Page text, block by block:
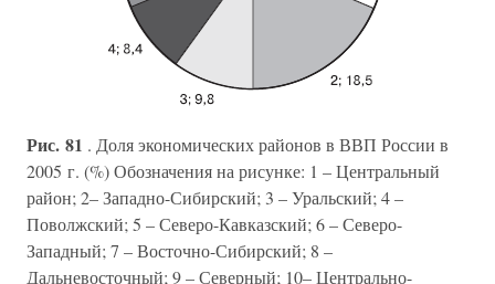
Рис. 81 . Доля экономических районов в ВВП России в
2005 г. (%) Обозначения на рисунке: 1 – Центральный
район; 2– Западно-Сибирский; 3 – Уральский; 4 –
Поволжский; 5 – Северо-Кавказский; 6 – Северо-
Западный; 7 – Восточно-Сибирский; 8 –
Дальневосточный; 9 – Северный; 10– Центрально-